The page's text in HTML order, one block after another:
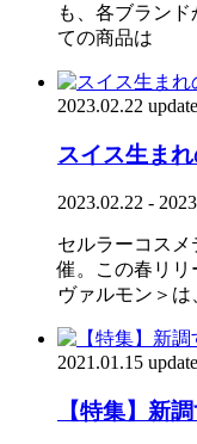
も、各ブラン
ての商品は
2023.02.22 update
スイス生ま
2023.02.22 -
セルラーコス
催。この春リリ
ヴァルモン＞
2021.01.15 update
【特集】新